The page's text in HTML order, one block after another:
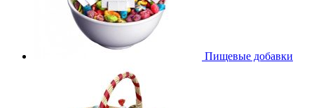
Пищевые добавки